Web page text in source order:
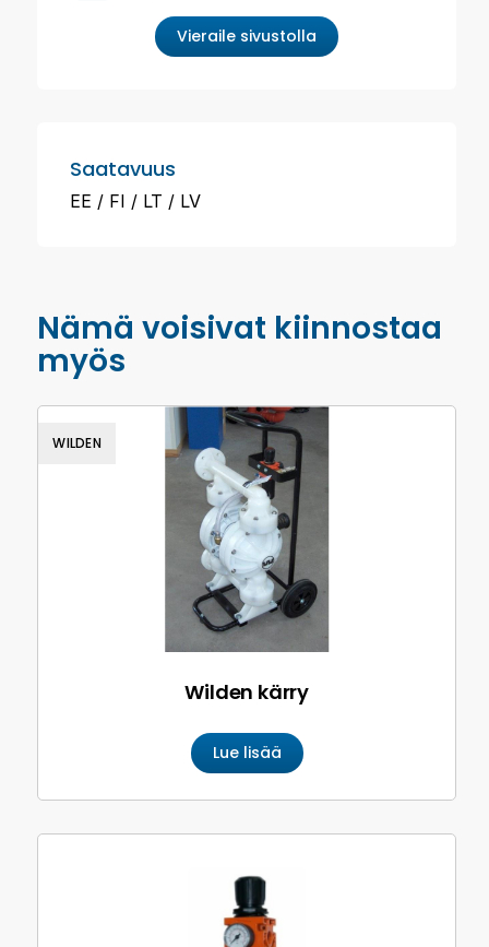
Vieraile sivustolla
Saatavuus
EE FI LT LV
Nämä voisivat kiinnostaa
myös
Wilden kärry
Lue lisää
WILDEN